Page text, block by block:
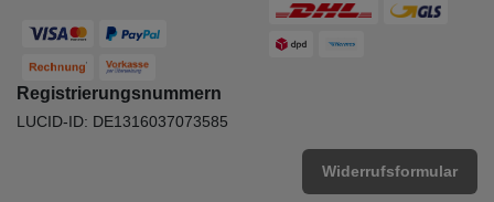
Registrierungsnummern
LUCID-ID: DE1316037073585
Widerrufsformular